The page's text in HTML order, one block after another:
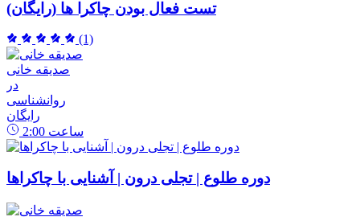
تست فعال بودن چاکرا ها (رایگان)
(1)
صدیقه خانی
در
روانشناسی
رایگان
2:00 ساعت
دوره طلوع | تجلی درون | آشنایی با چاکراها